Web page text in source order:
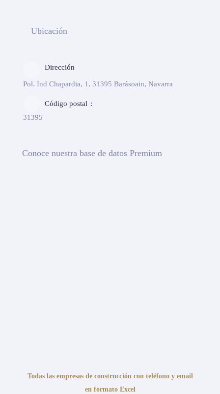
Ubicación
Dirección
Pol. Ind Chapardia, 1, 31395 Barásoain, Navarra
Código postal
31395
Conoce nuestra base de datos Premium
Todas las empresas de construcción con teléfono y email
en formato Excel